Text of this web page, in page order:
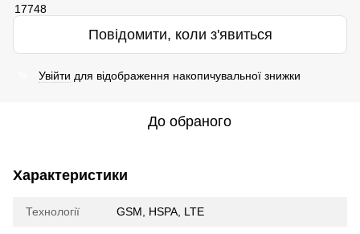
Повідомити, коли з'явиться
Увійти для відображення накопичувальної знижки
До обраного
Характеристики
Технології GSM, HSPA, LTE